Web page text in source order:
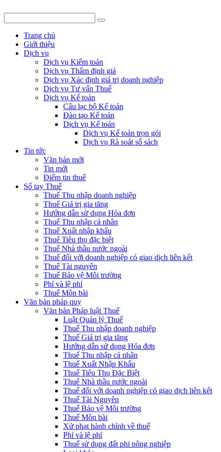
Trang chủ
Giới thiệu
Dịch vụ
Dịch vụ Kiểm toán
Dịch vụ Thẩm định giá
Dịch vụ Xác định giá trị doanh nghiệp
Dịch vụ Tư vấn Thuế
Dịch vụ Kế toán
Câu lạc bộ Kế toán
Đào tạo Kế toán
Dịch vụ Kế toán
Dịch vụ Kế toán trọn gói
Dịch vụ Rà soát sổ sách
Tin tức
Văn bản mới
Tin mới
Điểm tin thuế
Sổ tay Thuế
Thuế Thu nhập doanh nghiệp
Thuế Giá trị gia tăng
Hướng dẫn sử dụng Hóa đơn
Thuế Thu nhập cá nhân
Thuế Xuất nhập khẩu
Thuế Tiêu thụ đặc biệt
Thuế Nhà thầu nước ngoài
Thuế đối với doanh nghiệp có giao dịch liên kết
Thuế Tài nguyên
Thuế Bảo vệ Môi trường
Phí và lệ phí
Thuế Môn bài
Văn bản pháp quy
Văn bản Pháp luật Thuế
Luật Quản lý Thuế
Thuế Thu nhập doanh nghiệp
Thuế Giá trị gia tăng
Hướng dẫn sử dụng Hóa đơn
Thuế Thu nhập cá nhân
Thuế Xuất Nhập Khẩu
Thuế Tiêu Thụ Đặc Biệt
Thuế Nhà thầu nước ngoài
Thuế đối với doanh nghiệp có giao dịch liên kết
Thuế Tài Nguyên
Thuế Bảo vệ Môi trường
Thuế Môn bài
Xử phạt hành chính về thuế
Phí và lệ phí
Thuế sử dụng đất phi nông nghiệp